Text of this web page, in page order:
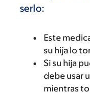
serlo:
Este
su hija lo
Si su hija
debe usar
mientras